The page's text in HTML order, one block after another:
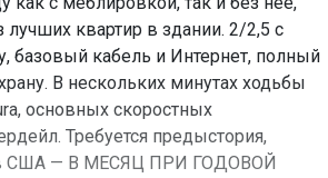
квартир в здании. 2/2,5 с
базовый кабель и Интернет, полный
В нескольких минутах ходьбы
основных скоростных
Требуется предыстория,
США — В МЕСЯЦ ПРИ ГОДОВОЙ